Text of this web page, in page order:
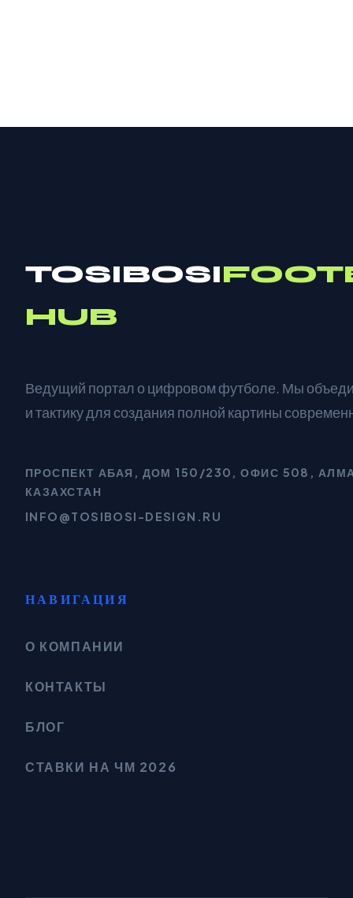
TOSIBOSI
HUB
Ведущий портал о цифровом футболе. Мы
и тактику для создания полной картины
ПРОСПЕКТ АБАЯ, ДОМ 150/230, ОФИС 508,
КАЗАХСТАН
INFO@TOSIBOSI-DESIGN.RU
НАВИГАЦИЯ
О КОМПАНИИ
КОНТАКТЫ
БЛОГ
СТАВКИ НА ЧМ 2026